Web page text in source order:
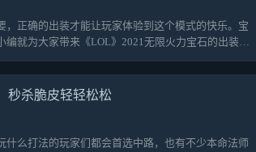
正确的出装才能让玩家体验到这个模式的快乐。宝
就为大家带来《LOL》2021无限火力宝石的出装推
秒杀脆皮轻轻松松
么打法的玩家们都会首选中路，也有不少本命法师